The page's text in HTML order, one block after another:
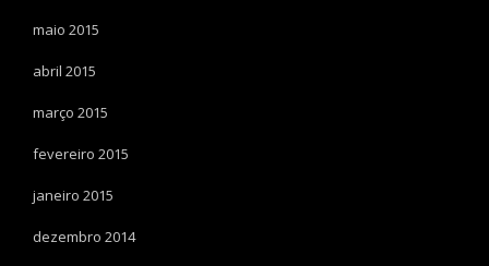
maio 2015
abril 2015
março 2015
fevereiro 2015
janeiro 2015
dezembro 2014